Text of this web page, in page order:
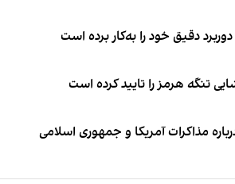
دقیق خود را به‌کار برده است
تنگه هرمز را تایید کرده است
مذاکرات آمریکا و جمهوری اسلامی